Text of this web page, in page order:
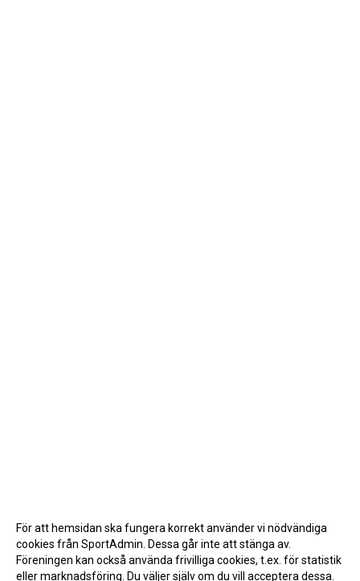
För att hemsidan ska fungera korrekt använder vi nödvändiga
cookies från SportAdmin. Dessa går inte att stänga av.
Föreningen kan också använda frivilliga cookies, t.ex. för statistik
eller marknadsföring. Du väljer själv om du vill acceptera dessa.